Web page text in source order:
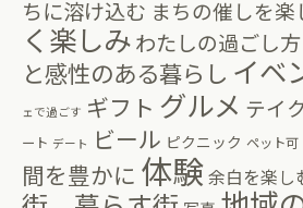
ちに溶け込む まちの催しを楽
く楽しみわたしの過ごし方
と感性のある暮らし イベ
ェで過ごす ギフト グルメ テイ
ート デート ビール ピクニック ペット可
間を豊かに 体験余白を楽し